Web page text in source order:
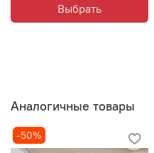
Выбрать
Аналогичные товары
-50%